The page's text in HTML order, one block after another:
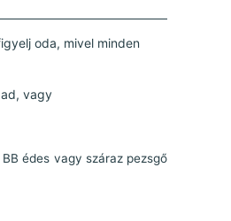
oda, mivel minden
vagy
édes vagy száraz pezsgő